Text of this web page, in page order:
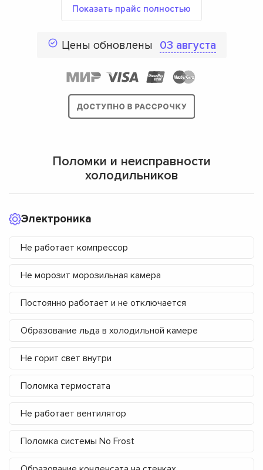
Показать прайс полностью
Цены обновлены 03 августа
Поломки и неисправности
холодильников
Электроника
Не работает компрессор
Не морозит морозильная камера
Постоянно работает и не отключается
Образование льда в холодильной камере
Не горит свет внутри
Поломка термостата
Не работает вентилятор
Поломка системы No Frost